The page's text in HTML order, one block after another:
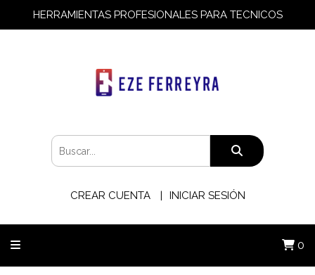
HERRAMIENTAS PROFESIONALES PARA TECNICOS
CREAR CUENTA INICIAR SESIÓN
0